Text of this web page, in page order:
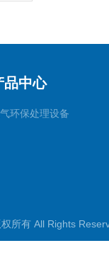
品中心
环保处理设备
权所有 All Rights